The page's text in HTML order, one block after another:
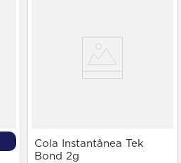
Cola Instantânea Tek
Bond 2g